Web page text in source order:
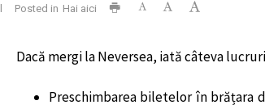
Posted in Hai aici
Dacă mergi la Neversea, iată câteva
Preschimbarea biletelor în brățara